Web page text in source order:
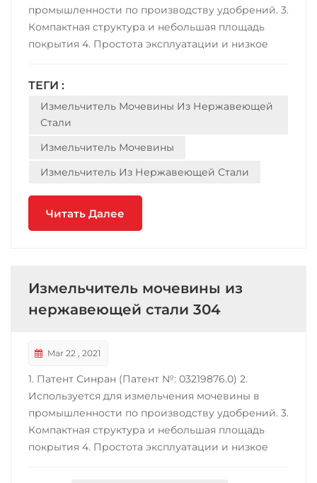
промышленности по производству удобрений. 3.
Компактная структура и небольшая площадь
покрытия 4. Простота эксплуатации и низкое
способность с высокой эффективностью;
выходе. 7. Материалом станка может быть
углеродистая сталь, ко...
ТЕГИ :
Измельчитель Мочевины Из Нержавеющей
Стали
Измельчитель Мочевины
Измельчитель Из Нержавеющей Стали
Читать Далее
Измельчитель мочевины из
нержавеющей стали 304
Mar 22 , 2021
1. Патент Синран (Патент №: 03219876.0) 2.
Используется для измельчения мочевины в
промышленности по производству удобрений. 3.
Компактная структура и небольшая площадь
покрытия 4. Простота эксплуатации и низкое